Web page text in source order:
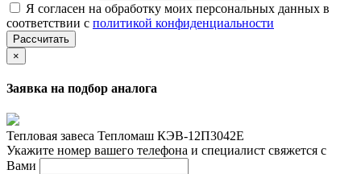
Я согласен на обработку моих персональных данных в
соответствии с политикой конфиденциальности
Рассчитать
×
Заявка на подбор аналога
Тепловая завеса Тепломаш КЭВ-12П3042Е
Укажите номер вашего телефона и специалист свяжется с
Вами